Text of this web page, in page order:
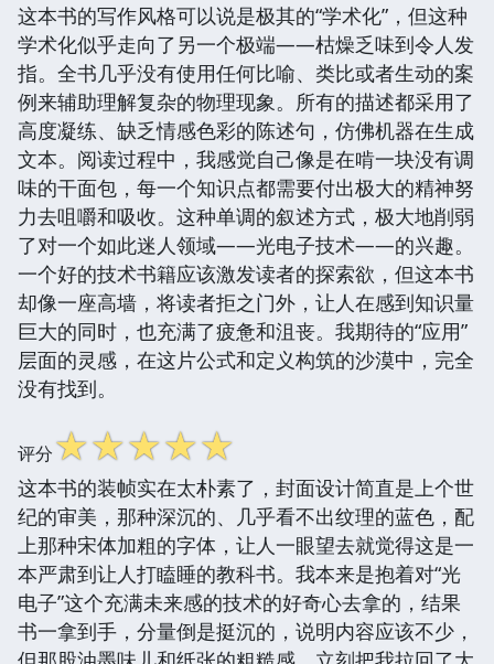
这本书的写作风格可以说是极其的“学术化”，但这种
学术化似乎走向了另一个极端——枯燥乏味到令人发
指。全书几乎没有使用任何比喻、类比或者生动的案
例来辅助理解复杂的物理现象。所有的描述都采用了
高度凝练、缺乏情感色彩的陈述句，仿佛机器在生成
文本。阅读过程中，我感觉自己像是在啃一块没有调
味的干面包，每一个知识点都需要付出极大的精神努
力去咀嚼和吸收。这种单调的叙述方式，极大地削弱
了对一个如此迷人领域——光电子技术——的兴趣。
一个好的技术书籍应该激发读者的探索欲，但这本书
却像一座高墙，将读者拒之门外，让人在感到知识量
巨大的同时，也充满了疲惫和沮丧。我期待的“应用”
层面的灵感，在这片公式和定义构筑的沙漠中，完全
没有找到。
评分☆☆☆☆☆
这本书的装帧实在太朴素了，封面设计简直是上个世
纪的审美，那种深沉的、几乎看不出纹理的蓝色，配
上那种宋体加粗的字体，让人一眼望去就觉得这是一
本严肃到让人打瞌睡的教科书。我本来是抱着对“光
电子”这个充满未来感的技术的好奇心去拿的，结果
书一拿到手，分量倒是挺沉的，说明内容应该不少，